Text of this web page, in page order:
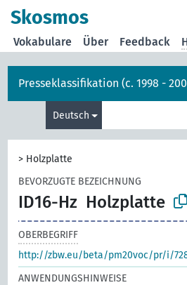
Skosmos
Vokabulare Über Feedback
Presseklassifikation (c. 1998 -
Deutsch
> Holzplatte
BEVORZUGTE BEZEICHNUNG
ID16-Hz Holzplatte
OBERBEGRIFF
http://zbw.eu/beta/pm20voc/pr/i/
ANWENDUNGSHINWEISE